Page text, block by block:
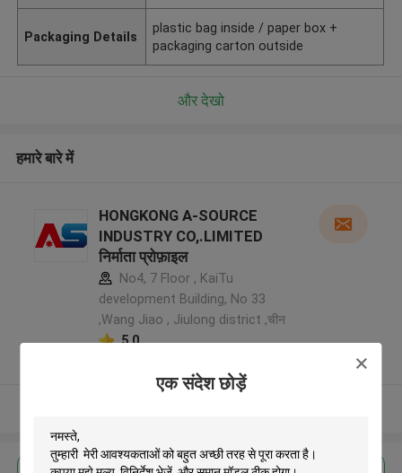
एक संदेश छोड़ें
Packaging Details
plastic bag inside / paper box +
packaging carton outside
और देखो
हमारे बारे में
HONGKONG A-SOURCE
INDUSTRY CO,.LIMITED
निर्माता प्रोफ़ाइल
No4, 7 Floor , KaiTu
development Building, No 33
,Wang Jiao , Jiulong district ,चीन
5.0